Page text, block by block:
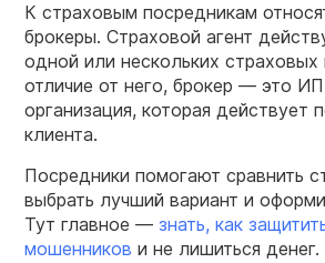
К страховым посредникам
брокеры. Страховой агент
одной или нескольких страховых
отличие от него, брокер — это
организация, которая действует
клиента.
Посредники помогают сравнить
выбрать лучший вариант и
Тут главное — знать, как
мошенников и не лишиться денег.